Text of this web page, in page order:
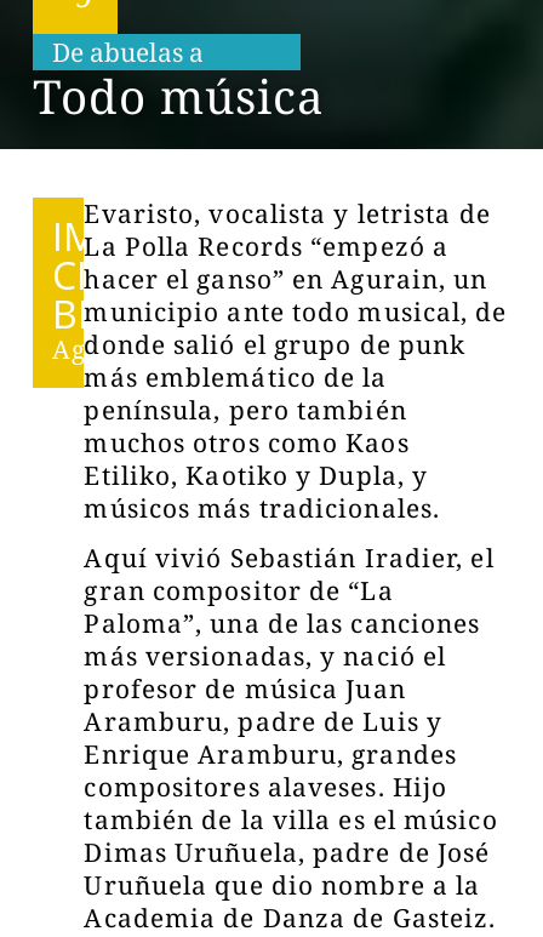
De abuelas a
Todo música
IMPRES
CINDI
BLES
Agurain
Evaristo, vocalista y letrista de
La Polla Records “empezó a
hacer el ganso” en Agurain, un
municipio ante todo musical, de
donde salió el grupo de punk
más emblemático de la
península, pero también
muchos otros como Kaos
Etiliko, Kaotiko y Dupla, y
músicos más tradicionales.
Aquí vivió Sebastián Iradier, el
gran compositor de “La
Paloma”, una de las canciones
más versionadas, y nació el
profesor de música Juan
Aramburu, padre de Luis y
Enrique Aramburu, grandes
compositores alaveses. Hijo
también de la villa es el músico
Dimas Uruñuela, padre de José
Uruñuela que dio nombre a la
Academia de Danza de Gasteiz.